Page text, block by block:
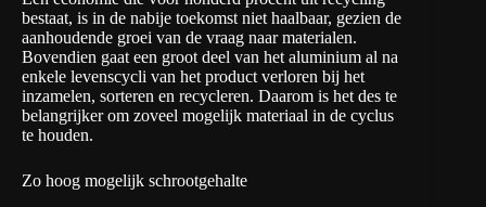
bestaat, is in de nabije toekomst niet haalbaar, gezien de
aanhoudende groei van de vraag naar materialen.
Bovendien gaat een groot deel van het aluminium al na
enkele levenscycli van het product verloren bij het
inzamelen, sorteren en recycleren. Daarom is het des te
belangrijker om zoveel mogelijk materiaal in de cyclus
te houden.
Zo hoog mogelijk schrootgehalte